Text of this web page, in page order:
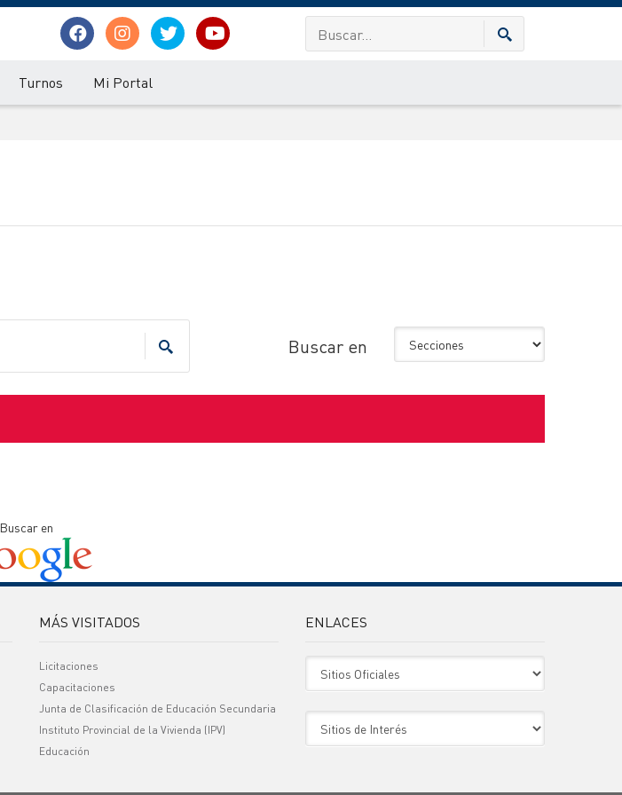
Turnos Mi Portal
Buscar en
Buscar en
MÁS VISITADOS
Licitaciones
Capacitaciones
Junta de Clasificación de Educación Secundaria
Instituto Provincial de la Vivienda (IPV)
Educación
ENLACES